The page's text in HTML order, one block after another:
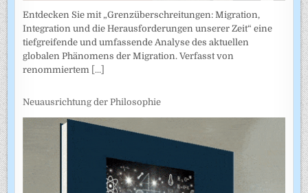
Entdecken Sie mit „Grenzüberschreitungen: Migration,
Integration und die Herausforderungen unserer Zeit“ eine
tiefgreifende und umfassende Analyse des aktuellen
globalen Phänomens der Migration. Verfasst von
renommiertem [...]
Neuausrichtung der Philosophie